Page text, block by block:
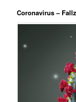
Coronavirus –